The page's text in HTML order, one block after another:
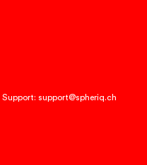
support@spheriq.ch